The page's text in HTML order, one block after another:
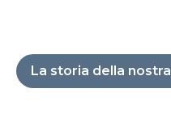
La storia della